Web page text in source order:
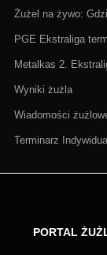
Żużel na żywo:
PGE Ekstraliga
Metalkas 2.
Wyniki żużla
Wiadomości
Terminarz
PORTAL